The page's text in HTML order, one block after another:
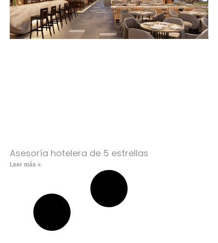
Asesoría hotelera de 5 estrellas
Leer más »